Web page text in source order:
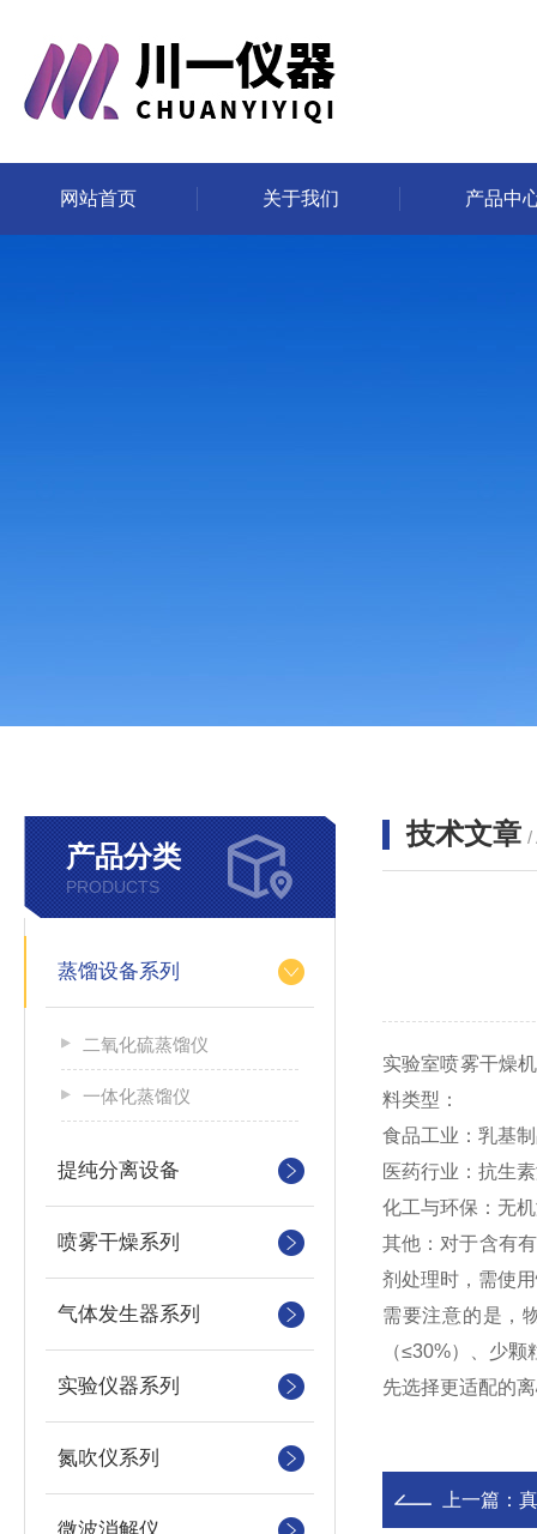
网站首页 关于我们 产品中
产品分类
PRODUCTS
蒸馏设备系列
二氧化硫蒸馏仪
一体化蒸馏仪
提纯分离设备
喷雾干燥系列
气体发生器系列
实验仪器系列
氮吹仪系列
技术文章 /
实验室喷雾干燥
料类型：
食品工业：乳基
医药行业：抗生
化工与环保：无
其他：对于含有
剂处理时，需使
需要注意的是，
（≤30%）、少
先选择更适配的
上一篇：